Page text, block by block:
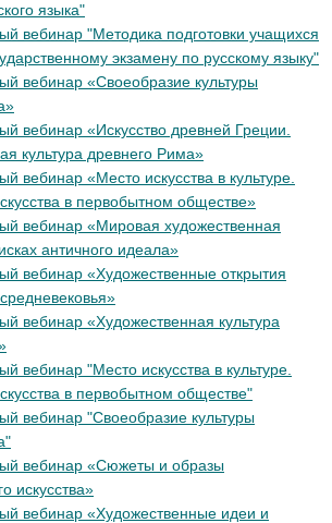
языка"
вебинар "Методика подготовки учащихся
экзамену по русскому языку"
вебинар «Своеобразие культуры
вебинар «Искусство древней Греции.
культура древнего Рима»
вебинар «Место искусства в культуре.
в первобытном обществе»
вебинар «Мировая художественная
античного идеала»
вебинар «Художественные открытия
вебинар «Художественная культура
вебинар "Место искусства в культуре.
в первобытном обществе"
вебинар "Своеобразие культуры
вебинар «Сюжеты и образы
искусства»
вебинар «Художественные идеи и